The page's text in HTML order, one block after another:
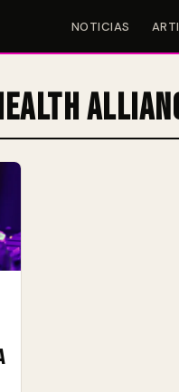
NOTICIAS